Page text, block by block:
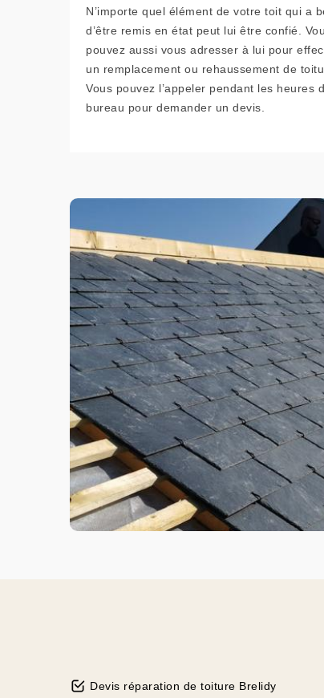
N’importe quel élément de votre toit qui a
d’être remis en état peut lui être confié.
pouvez aussi vous adresser à lui pour
un remplacement ou rehaussement de
Vous pouvez l’appeler pendant les heures
bureau pour demander un devis.
Devis réparation de toiture Brelidy